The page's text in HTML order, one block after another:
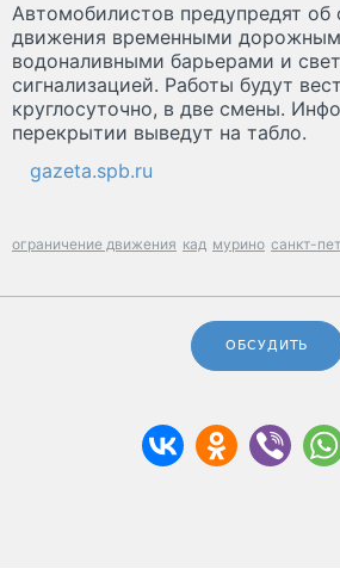
Автомобилистов предупредят об
движения временными
водоналивными барьерами и
сигнализацией. Работы будут
круглосуточно, в две смены.
перекрытии выведут на табло.
gazeta.spb.ru
ограничение движения кад мурино санкт-
ОБСУДИТЬ